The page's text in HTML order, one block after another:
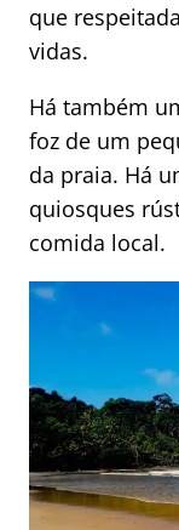
que
vidas.
Há também
foz de um
da praia. Há
quiosques
comida local.